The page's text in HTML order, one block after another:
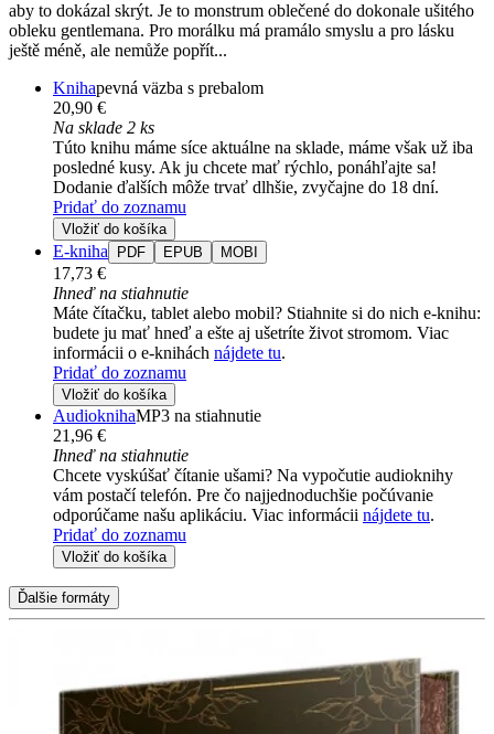
aby to dokázal skrýt. Je to monstrum oblečené do dokonale ušitého
obleku gentlemana. Pro morálku má pramálo smyslu a pro lásku
ještě méně, ale nemůže popřít...
Knihapevná väzba s prebalom
20,90 €
Na sklade 2 ks
Túto knihu máme síce aktuálne na sklade, máme však už iba
posledné kusy. Ak ju chcete mať rýchlo, ponáhľajte sa!
Dodanie ďalších môže trvať dlhšie, zvyčajne do 18 dní.
Pridať do zoznamu
Vložiť do košíka
E-kniha PDF EPUB MOBI
17,73 €
Ihneď na stiahnutie
Máte čítačku, tablet alebo mobil? Stiahnite si do nich e-knihu:
budete ju mať hneď a ešte aj ušetríte život stromom. Viac
informácii o e-knihách nájdete tu.
Pridať do zoznamu
Vložiť do košíka
AudioknihaMP3 na stiahnutie
21,96 €
Ihneď na stiahnutie
Chcete vyskúšať čítanie ušami? Na vypočutie audioknihy
vám postačí telefón. Pre čo najjednoduchšie počúvanie
odporúčame našu aplikáciu. Viac informácii nájdete tu.
Pridať do zoznamu
Vložiť do košíka
Ďalšie formáty